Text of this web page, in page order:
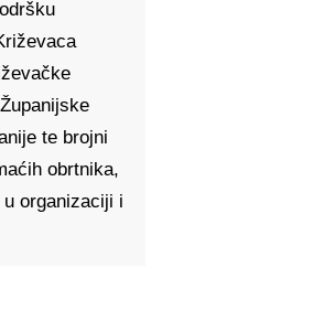
te brojni
obrtnika,
organizaciji i